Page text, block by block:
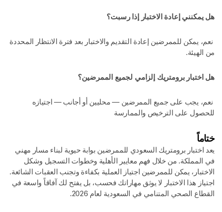
هل يمكنني إعادة الاختبار إذا رسبت؟
نعم، يمكن للممرضين إعادة التقديم والاختبار بعد فترة الانتظار المحددة
من الهيئة.
هل اختبار برومتريك إلزامي لجميع الممرضين؟
نعم، يجب على جميع الممرضين — محليين أو أجانب — اجتيازه
للحصول على الترخيص والممارسة
ختاماً
يعد اختبار برومتريك السعودي للممرضين بوابة حيوية لبناء مسار مهني
في المملكة. من خلال فهم معايير الأهلية وخطوات التسجيل وشكل
الاختبار، يمكن للممرضين اجتياز العملية بكفاءة وتجنب العقبات الشائعة.
اجتياز هذا الاختبار لا يوثق مهاراتك فحسب، بل يفتح لك آفاقاً واسعة في
القطاع الصحي المتنامي في السعودية لعام 2026.